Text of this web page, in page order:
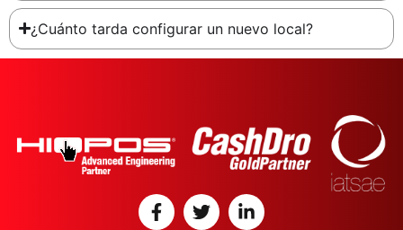
¿Cuánto tarda configurar un nuevo local?